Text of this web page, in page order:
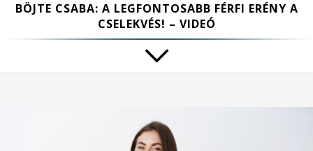
BÖJTE CSABA: A LEGFONTOSABB FÉRFI ERÉNY A
CSELEKVÉS! – VIDEÓ